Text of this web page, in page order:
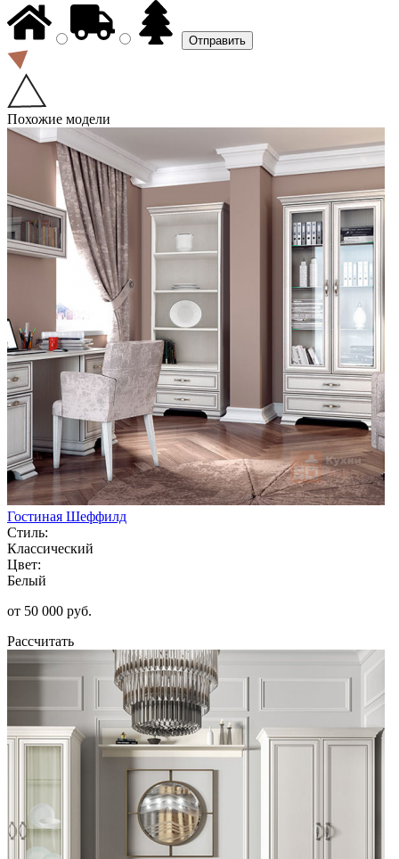
Похожие модели
Гостиная Шеффилд
Стиль:
Классический
Цвет:
Белый
от 50 000 руб.
Рассчитать